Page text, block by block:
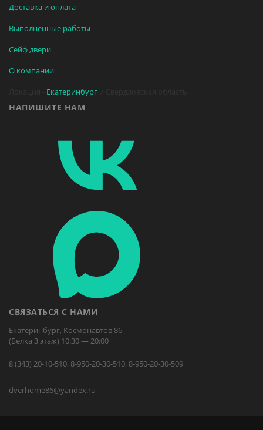
Доставка и оплата
Выполненные работы
Сейф двери
О компании
Екатеринбург
НАПИШИТЕ НАМ
СВЯЗАТЬСЯ С НАМИ
Екатеринбург, Космонавтов 86
(Белка 3 этаж) 10:30 — 20:00
8 (343) 20-10-510, 8-950-20-30-510, 8-950-20-30-509
dverhome86@yandex.ru